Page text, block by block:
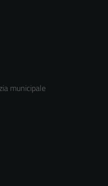
municipale